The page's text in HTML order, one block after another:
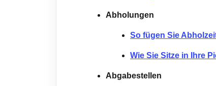
Abholungen
So fügen Sie
Wie Sie Sitze in Ihre
Abgabestellen